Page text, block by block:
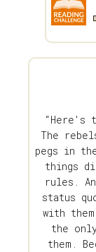
“Here's
The
pegs in
things
rules.
status
with
the
them.